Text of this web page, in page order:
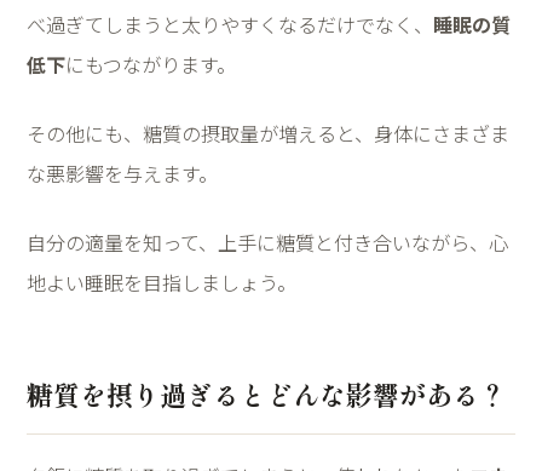
べ過ぎてしまうと太りやすくなるだけでなく、 睡眠の質
低下にもつながります。
その他にも、糖質の摂取量が増えると、身体にさまざま
な悪影響を与えます。
自分の適量を知って、上手に糖質と付き合いながら、心
地よい睡眠を目指しましょう。
糖質を摂り過ぎるとどんな影響がある？